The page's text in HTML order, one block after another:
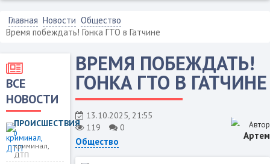
Главная Новости Общество
Время побеждать! Гонка ГТО в Гатчине
ВСЕ
НОВОСТИ
ПРОИСШЕСТВИЯ
0
криминал,
ДТП
ВРЕМЯ ПОБЕЖДАТЬ!
ГОНКА ГТО В ГАТЧИНЕ
13.10.2025, 21:55
119
0
Общество
Автор
Артем